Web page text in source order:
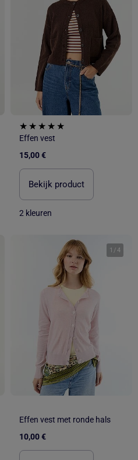
Effen vest
15,00 €
Bekijk product
2 kleuren
1 /4
Effen vest met ronde hals
10,00 €